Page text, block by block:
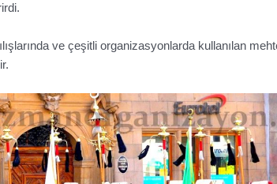
ve çeşitli organizasyonlarda kullanılan